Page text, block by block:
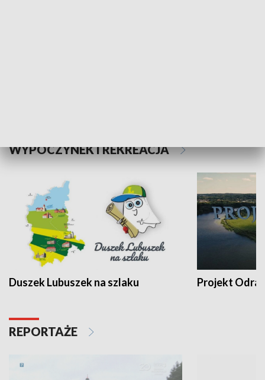
WYPOCZYNEK I REKREACJA
Duszek Lubuszek na szlaku Projekt Odra
REPORTAŻE